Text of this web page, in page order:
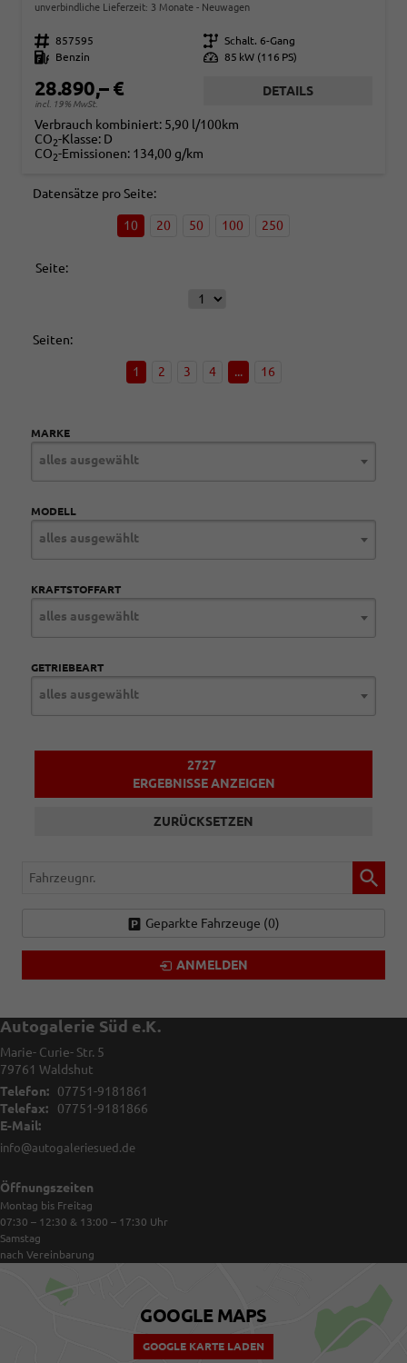
unverbindliche Lieferzeit: 3 Monate Neuwagen
Fahrzeugnr. 857595 Getriebe Schalt. 6-Gang
Kraftstoff
Benzin Leistung 85 kW (116 PS)
28.890,– €
incl. 19% MwSt.
DETAILS
Verbrauch kombiniert: 5,90 l/100km
CO2-Klasse: D
CO2-Emissionen: 134,00 g/km
Datensätze pro Seite:
10 20 50 100 250
Seite:
Seiten:
1 2 3 4 ... 16
MARKE
alles ausgewählt
MODELL
alles ausgewählt
KRAFTSTOFFART
alles ausgewählt
GETRIEBEART
alles ausgewählt
2727
ERGEBNISSE ANZEIGEN
ZURÜCKSETZEN
Fahrzeugnr.
Geparkte Fahrzeuge (0)
ANMELDEN
Autogalerie Süd e.K.
Marie- Curie- Str. 5
79761 Waldshut
Telefon:
07751-9181861
Telefax:
07751-9181866
E-Mail:
info@autogaleriesued.de
Öffnungszeiten
Montag bis Freitag
07:30 – 12:30 & 13:00 – 17:30 Uhr
Samstag
nach Vereinbarung
GOOGLE MAPS
GOOGLE KARTE LADEN